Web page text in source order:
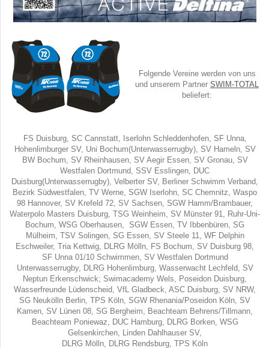
Folgende Vereine werden von uns
und unserem Partner SWIM-TOTAL
beliefert:
FS Duisburg, SC Cannstatt, Iserlohn Schleddenhofen, SF Unna,
Hohenlimburger SV, Uni Bochum(Unterwasserrugby), SV Hameln, SV
BW Bochum, SV Rheinhausen, SV Aegir Essen, SV Gronau, SV
Westfalen Dortmund, SSV Esslingen, DUC
Duisburg(Unterwasserrugby), Velberter SV, Berliner Schwimm Verband,
Bezirk Südwestfalen, TV Werne, SGW Iserlohn, SC Chemnitz, Waspo
98 Hannover, SV Krefeld 72, SV Sachsen, SGW Hamm/Brambauer,
Waterpolo Masters Duisburg, TSG Weinheim, SV Münster 91, Ruhr-Uni-
Bochum, WSG Oberhausen, SGW Essen, TV Ibbenbüren, SG
Mülheim, TSV Solingen, SG Essen, SV Steele 11, WF Delphin
Eschweiler, Tria Kettwig, DLRG Mölln, FS Bochum, SV Duisburg 98,
SF Unna 01/10 Schwimmen, SV Westfalen Dortmund
Unterwasserrugby, DLRG Hohenlimburg, Wasserwacht Lechfeld, SV
Neptun Erkenschwick; Swimacademy Wels, Poseidon Duisburg,
Wasserfreunde Lüdenscheid, VfL Gladbeck, ASC Duisburg, SV NRW,
SG Neukölln Berlin, TPS Köln, SGW Rhenania/Poseidon Köln, SV
Kamen, SV Lünen 08, SG Bergheim, Beachteam Behrens/Tillmann,
Beachteam Poniewaz, DUC Hamburg, DLRG Borken, WSG
Gelsenkirchen, Linden Dahlhauser SV,
DLRG Mölln, DLRG Rendsburg, TPS Köln